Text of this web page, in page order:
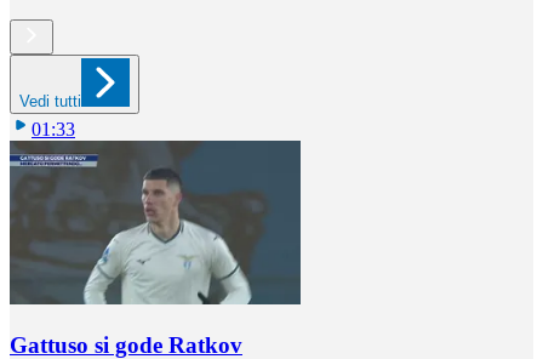
Vedi tutti
01:33
Gattuso si gode Ratkov